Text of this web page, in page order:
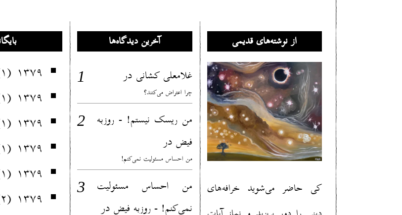
۱۳۷۹ (۱)
۱۳۷۹ (۱)
۱۳۷۹ (۱)
۱۳۷۹ (۱)
۱۳۷۹ (۱)
۱۳۷۹ (۲)
آخرین دیدگاه‌ها
غلامعلی کشانی در
چرا اعتراض می‌کنند؟
من ریسک نیستم! - روزبه
فیض در
من احساس مسئولیت نمی‌کنم!
من احساس مسئولیت
نمی‌کنم! - روزبه فیض در
از نوشته‌های قدیمی
کی حاضر می‌شوید خرافه‌های